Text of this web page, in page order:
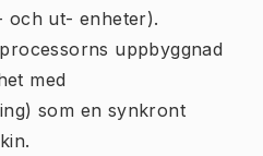
och ut- enheter).
uppbyggnad
med
som en synkront